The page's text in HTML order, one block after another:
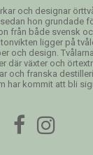
och designar
hon grundade
från både svensk
ligger på
och design.
där växter och
och franska
har kommit att bli